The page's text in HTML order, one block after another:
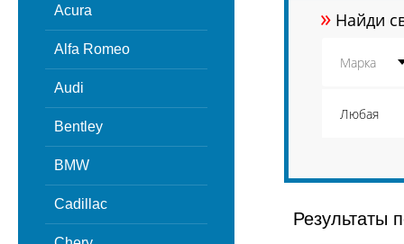
Acura
Alfa Romeo
Audi
Bentley
BMW
Cadillac
» Найди
Результаты